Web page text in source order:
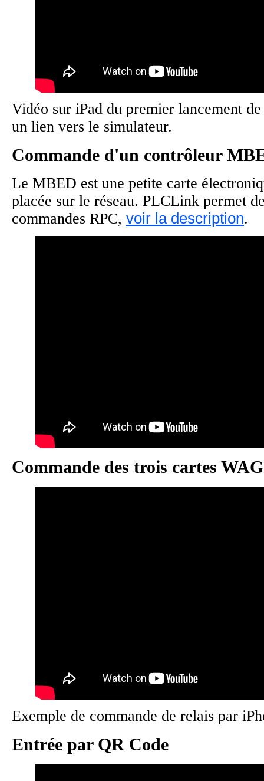
Vidéo sur iPad du premier lancement
un lien vers le simulateur.
Commande d'un contrôleur
Le MBED est une petite carte
placée sur le réseau. PLCLink permet
commandes RPC, voir la description.
Commande des trois cartes
Exemple de commande de relais par
Entrée par QR Code